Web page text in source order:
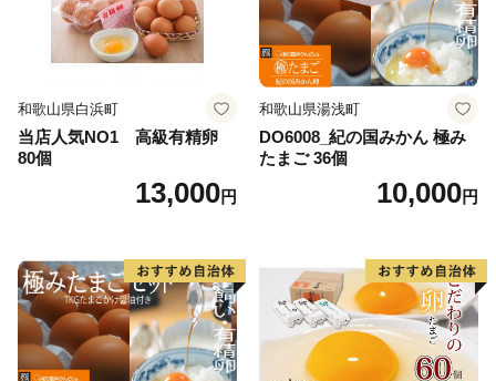
皆様に安全・安心な農産物をお届けしております。
このような中、田原市では「うるおいと活力のあるガ
ーデンシティ」を目指し、市民と協働で構想実現に向け
努力しております。また、市外から多くの方々が田原市
を訪れ、さらには定住していただけるようにするため、
サーフタウン構想を掲げ、推進しております。さらには
安全・安心な農産物を全国にお届けするため、環境保全
「応援団」として「ふるさと納税」を募集しておりま
す。多くの皆様からのご支援をお待ちしております。
■受領証明書及びワンストップ特例申請書のお届けにつ
和歌山県白浜町
当店人気NO1 高級有精卵
80個
13,000円
和歌山県湯浅町
DO6008_紀の国みかん 極み
たまご 36個
10,000円